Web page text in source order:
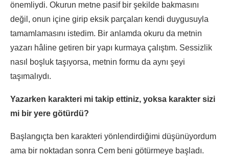
önemliydi. Okurun metne pasif bir şekilde bakmasını
değil, onun içine girip eksik parçaları kendi duygusuyla
tamamlamasını istedim. Bir anlamda okuru da metnin
yazarı hâline getiren bir yapı kurmaya çalıştım. Sessizlik
nasıl boşluk taşıyorsa, metnin formu da aynı şeyi
taşımalıydı.
Yazarken karakteri mi takip ettiniz, yoksa karakter sizi
mi bir yere götürdü?
Başlangıçta ben karakteri yönlendirdiğimi düşünüyordum
ama bir noktadan sonra Cem beni götürmeye başladı.